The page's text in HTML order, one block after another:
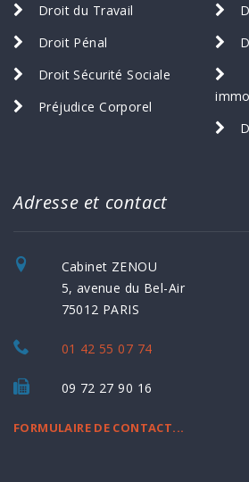
Droit du Travail
Droit Pénal
Droit Sécurité Sociale
Préjudice Corporel
Adresse et contact
Cabinet ZENOU
5, avenue du Bel-Air
75012 PARIS
01 42 55 07 74
09 72 27 90 16
FORMULAIRE DE CONTACT...